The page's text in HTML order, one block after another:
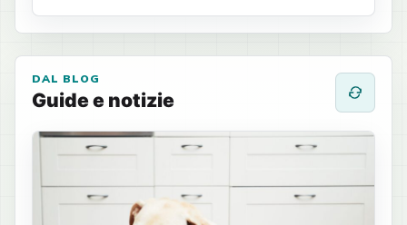
DAL BLOG
Guide e notizie